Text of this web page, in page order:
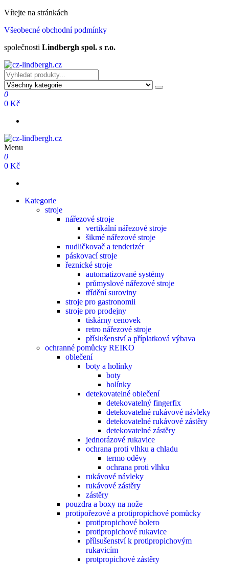
Přeskočit
obsah
Vítejte na stránkách
Všeobecné obchodní podmínky
společnosti Lindbergh spol. s r.o.
cz-lindbergh.cz
cz-lindbergh.cz
0
0 Kč
cz-lindbergh.cz
cz-lindbergh.cz
Menu
0
0 Kč
Kategorie
stroje
nářezové stroje
vertikální nářezové stroje
šikmé nářezové stroje
nudličkovač a tenderizér
páskovací stroje
řeznické stroje
automatizované systémy
průmyslové nářezové stroje
třídění suroviny
stroje pro gastronomii
stroje pro prodejny
tiskárny cenovek
retro nářezové stroje
příslušenství a příplatková výbava
ochranné pomůcky REIKO
oblečení
boty a holínky
boty
holínky
detekovatelné oblečení
detekovatelný fingerfix
detekovatelné rukávové návleky
detekovatelné rukávové zástěry
detekovatelné zástěry
jednorázové rukavice
ochrana proti vlhku a chladu
termo oděvy
ochrana proti vlhku
rukávové návleky
rukávové zástěry
zástěry
pouzdra a boxy na nože
protipořezové a protipropichové pomůcky
protipropichové bolero
protipropichové rukavice
přílsušenství k protipropichovým
rukavicím
protpropichové zástěry